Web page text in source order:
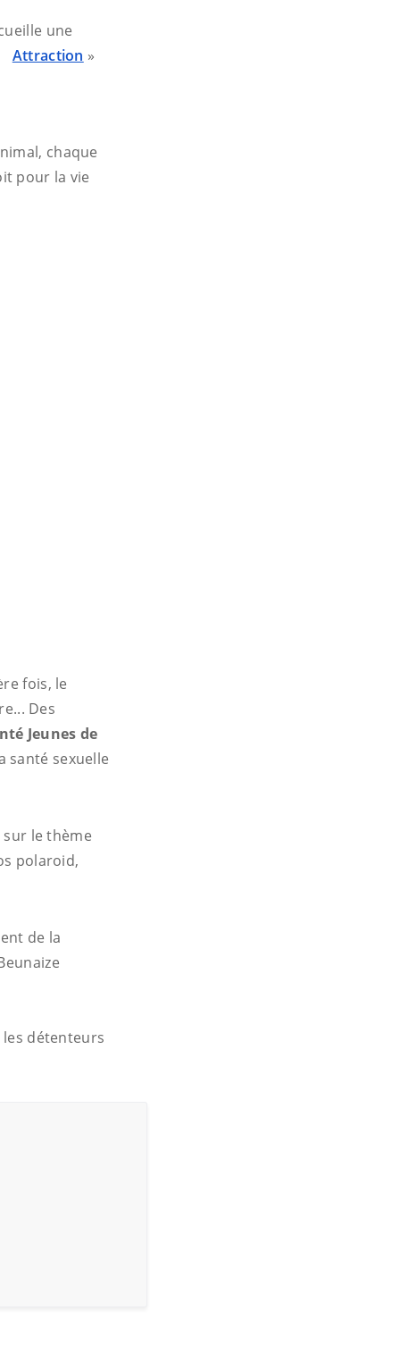
une
Attraction »
chaque
pour la vie
fois, le
Des
Jeunes de
santé sexuelle
le thème
polaroid,
de la
détenteurs